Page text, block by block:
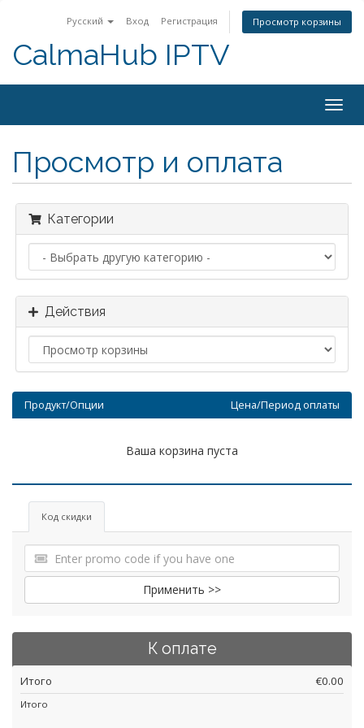
Русский Вход Регистрация Просмотр корзины
CalmaHub IPTV
Просмотр и оплата
Категории
Действия
Продукт/Опции Цена/Период оплаты
Ваша корзина пуста
Код скидки
Применить >>
К оплате
Итого €0.00
Итого